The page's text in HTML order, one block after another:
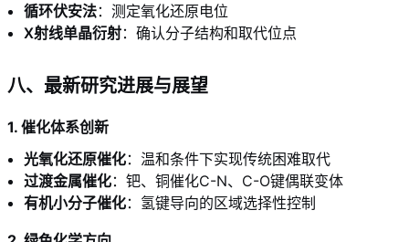
循环伏安法：测定氧化还原电位
X射线单晶衍射：确认分子结构和取代位点
八、最新研究进展与展望
1. 催化体系创新
光氧化还原催化：温和条件下实现传统困难取代
过渡金属催化：钯、铜催化C-N、C-O键偶联变体
有机小分子催化：氢键导向的区域选择性控制